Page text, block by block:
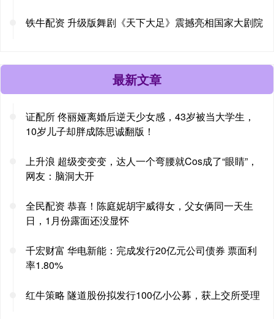
铁牛配资 升级版舞剧《天下大足》震撼亮相国家大剧院
最新文章
证配所 佟丽娅离婚后逆天少女感，43岁被当大学生，
10岁儿子却胖成陈思诚翻版！
上升浪 超级变变变，达人一个弯腰就Cos成了“眼睛”，
网友：脑洞大开
全民配资 恭喜！陈庭妮胡宇威得女，父女俩同一天生
日，1月份露面还没显怀
千宏财富 华电新能：完成发行20亿元公司债券 票面利
率1.80%
红牛策略 隧道股份拟发行100亿小公募，获上交所受理